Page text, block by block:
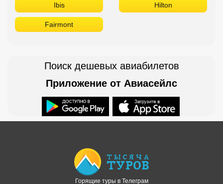
Ibis Hilton
Fairmont
Поиск дешевых авиабилетов
Приложение от Авиасейлс
Горящие туры в Телеграм